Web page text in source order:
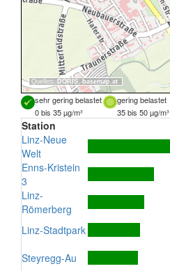
Quellen: DORIS, basemap.at
sehr gering belastet gering belastet
0 bis 35 µg/m³
35 bis 50 µg/m³
Station
Linz-Neue
Welt
Enns-Kristein
3
Linz-
Römerberg
Linz-Stadtpark
Steyregg-Au